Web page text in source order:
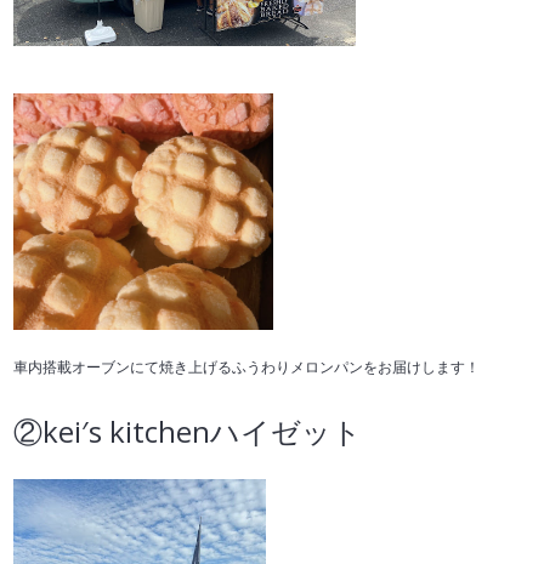
車内搭載オーブンにて焼き上げるふうわりメロンパンをお届けします！
②kei′s kitchenハイゼット